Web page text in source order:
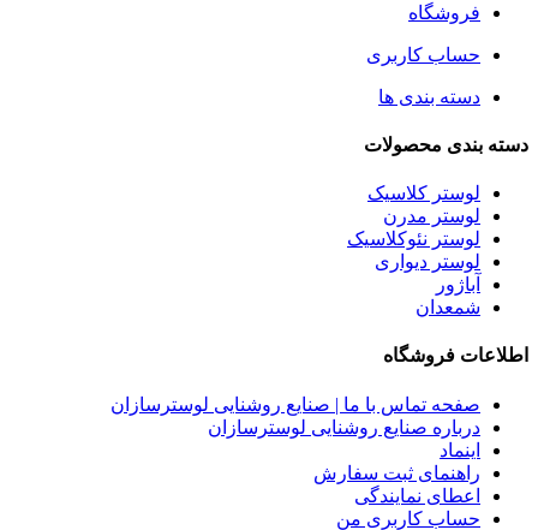
فروشگاه
حساب کاربری
دسته بندی ها
دسته بندی محصولات
لوستر کلاسیک
لوستر مدرن
لوستر نئوکلاسیک
لوستر دیواری
آباژور
شمعدان
اطلاعات فروشگاه
صفحه تماس با ما | صنایع روشنایی لوسترسازان
درباره صنایع روشنایی لوسترسازان
اینماد
راهنمای ثبت سفارش
اعطای نمایندگی
حساب کاربری من